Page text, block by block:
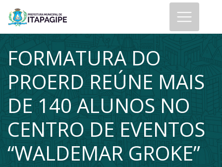
FORMATURA DO
PROERD REÚNE MAIS
DE 140 ALUNOS NO
CENTRO DE EVENTOS
“WALDEMAR GROKE”